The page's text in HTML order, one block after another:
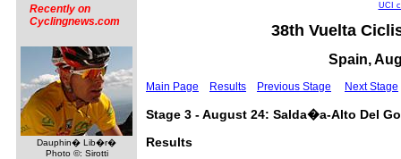
Recently on
Cyclingnews.com
Dauphin� Lib�r�
Photo ©: Sirotti
UCI
38th Vuelta
Spain,
Main Page Results Previous Stage Next Stage
Stage 3 - August 24: Salda�a-Alto Del
Results